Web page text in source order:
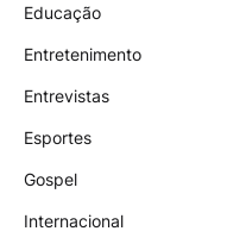
Educação
Entretenimento
Entrevistas
Esportes
Gospel
Internacional